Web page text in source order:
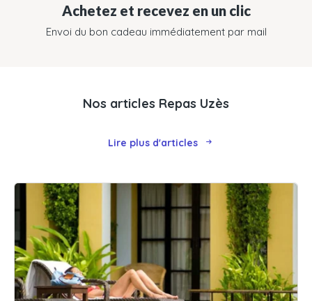
Achetez et recevez en un clic
Envoi du bon cadeau immédiatement par mail
Nos articles Repas Uzès
Lire plus d'articles